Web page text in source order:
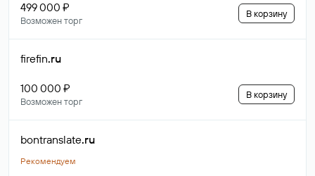
499 000 ₽
Возможен торг
В корзину
firefin.ru
100 000 ₽
Возможен торг
В корзину
bontranslate.ru
Рекомендуем